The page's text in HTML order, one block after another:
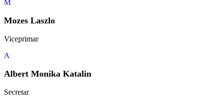
M
Mozes Laszlo
Viceprimar
A
Albert Monika Katalin
Secretar